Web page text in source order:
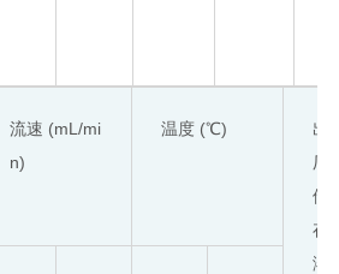
流速 (mL/mi
n)
温度 (℃)
出
厂
储
存
溶